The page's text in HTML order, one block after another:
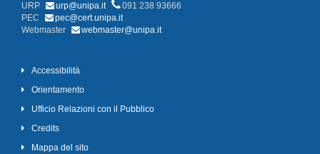
URP
urp@unipa.it
091 238 93666
PEC
pec@cert.unipa.it
Webmaster
webmaster@unipa.it
Accessibilità
Orientamento
Ufficio Relazioni con il Pubblico
Credits
Mappa del sito